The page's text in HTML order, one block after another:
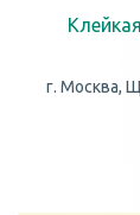
г. Москва,